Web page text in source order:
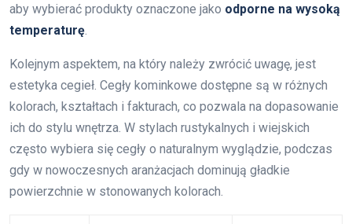
aby wybierać produkty oznaczone jako odporne na wysoką
temperaturę
Kolejnym aspektem, na który należy zwrócić uwagę, jest
estetyka cegieł. Cegły kominkowe dostępne są w różnych
kolorach, kształtach i fakturach, co pozwala na dopasowanie
ich do stylu wnętrza. W stylach rustykalnych i wiejskich
często wybiera się cegły o naturalnym wyglądzie, podczas
gdy w nowoczesnych aranżacjach dominują gładkie
powierzchnie w stonowanych kolorach.